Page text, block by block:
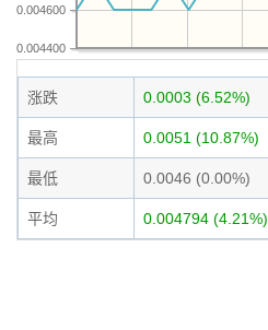
0.004400
0.004600
涨跌 0.0003 (6.52%)
最高 0.0051 (10.87%)
最低 0.0046 (0.00%)
平均 0.004794 (4.21%)